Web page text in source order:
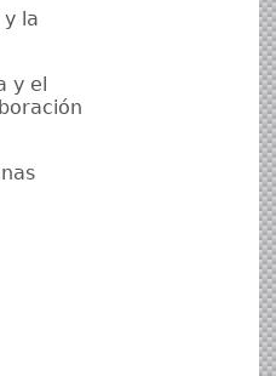
la
y el